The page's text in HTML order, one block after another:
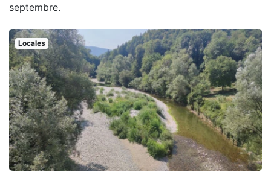
septembre.
Locales